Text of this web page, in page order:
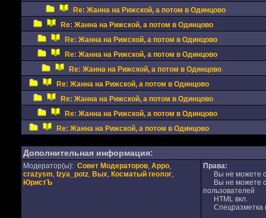
Re: Жанна на Рижской, а потом в Одинцово
Re: Жанна на Рижской, а потом в Одинцово
Re: Жанна на Рижской, а потом в Одинцово
Re: Жанна на Рижской, а потом в Одинцово
Re: Жанна на Рижской, а потом в Одинцово
Re: Жанна на Рижской, а потом в Одинцово
Re: Жанна на Рижской, а потом в Одинцово
Re: Жанна на Рижской, а потом в Одинцово
Re: Жанна на Рижской, а потом в Одинцово
Дополнительная информация:
Модератор(ы): Совет Модераторов, Appo,
crazysm, Izya_potz, Вых, Косматый геолог,
ЮристЪ
Права:
Вы не можете
Вы не можете
пользователей
HTML вкл.
Спецразметка